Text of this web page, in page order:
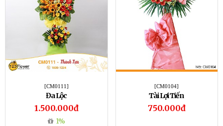
[CM0111]
Đa Lộc
1.500.000đ
1%
[CM0104]
Tài Lợi Tiến
750.000đ